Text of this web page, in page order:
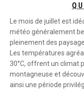
Le mois de juillet est
météo généralement
pleinement des
Les températures
30°C, offrent un climat
montagneuse et
ainsi une période